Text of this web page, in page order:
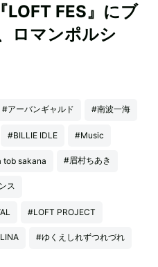
LOFT FES』にブ
ロマンポルシ
#アーバンギャルド #南波一海
#BILLIE IDLE #Music
tob sakana #眉村ちあき
ス
#LOFT PROJECT
#ゆくえしれずつれづれ